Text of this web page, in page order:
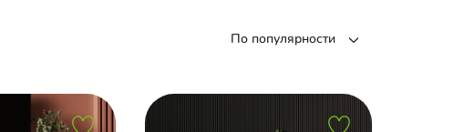
По популярности